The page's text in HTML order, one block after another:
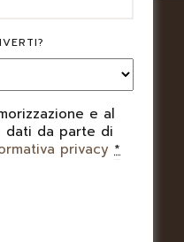
e al
dati da parte di
privacy *